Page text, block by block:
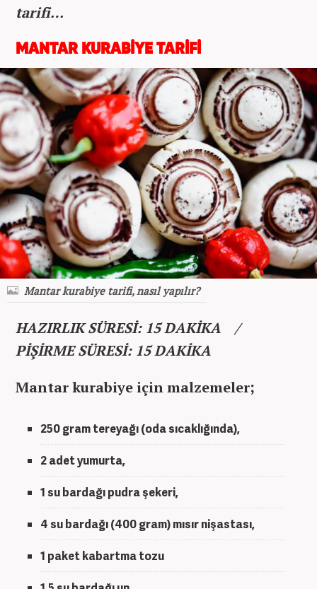
tarifi…
MANTAR KURABİYE TARİFİ
Mantar kurabiye tarifi, nasıl yapılır?
HAZIRLIK SÜRESİ: 15 DAKİKA /
PİŞİRME SÜRESİ: 15 DAKİKA
Mantar kurabiye için malzemeler;
250 gram tereyağı (oda sıcaklığında),
2 adet yumurta,
1 su bardağı pudra şekeri,
4 su bardağı (400 gram) mısır nişastası,
1 paket kabartma tozu